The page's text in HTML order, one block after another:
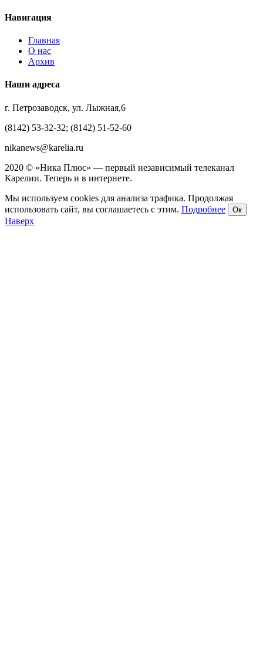
Навигация
Главная
О нас
Архив
Наши адреса
г. Петрозаводск, ул. Лыжная,6
(8142) 53-32-32; (8142) 51-52-60
nikanews@karelia.ru
2020 © «Ника Плюс» — первый независимый телеканал
Карелии. Теперь и в интернете.
Мы используем cookies для анализа трафика. Продолжая
использовать сайт, вы соглашаетесь с этим. Подробнее Ок
Наверх